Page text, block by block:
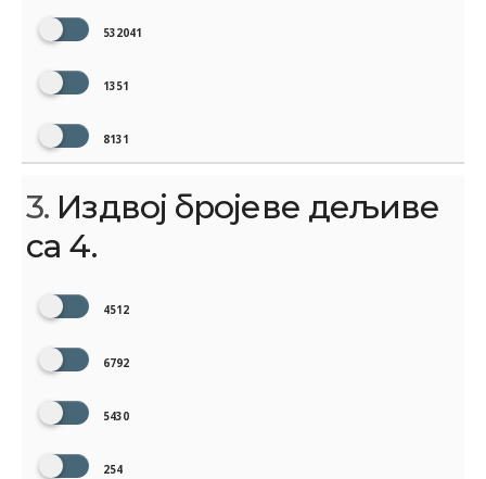
532041
1351
8131
3. Издвој бројеве дељиве
са 4.
4512
6792
5430
254